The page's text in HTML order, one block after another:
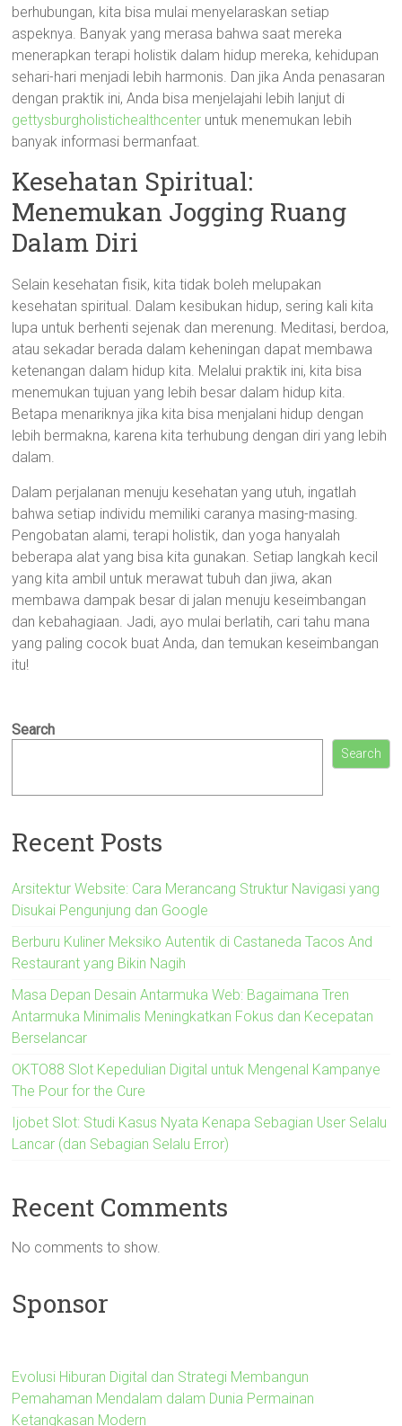
berhubungan, kita bisa mulai menyelaraskan setiap
aspeknya. Banyak yang merasa bahwa saat mereka
menerapkan terapi holistik dalam hidup mereka, kehidupan
sehari-hari menjadi lebih harmonis. Dan jika Anda penasaran
dengan praktik ini, Anda bisa menjelajahi lebih lanjut di
gettysburgholistichealthcenter untuk menemukan lebih
banyak informasi bermanfaat.
Kesehatan Spiritual:
Menemukan Jogging Ruang
Dalam Diri
Selain kesehatan fisik, kita tidak boleh melupakan
kesehatan spiritual. Dalam kesibukan hidup, sering kali kita
lupa untuk berhenti sejenak dan merenung. Meditasi, berdoa,
atau sekadar berada dalam keheningan dapat membawa
ketenangan dalam hidup kita. Melalui praktik ini, kita bisa
menemukan tujuan yang lebih besar dalam hidup kita.
Betapa menariknya jika kita bisa menjalani hidup dengan
lebih bermakna, karena kita terhubung dengan diri yang lebih
dalam.
Dalam perjalanan menuju kesehatan yang utuh, ingatlah
bahwa setiap individu memiliki caranya masing-masing.
Pengobatan alami, terapi holistik, dan yoga hanyalah
beberapa alat yang bisa kita gunakan. Setiap langkah kecil
yang kita ambil untuk merawat tubuh dan jiwa, akan
membawa dampak besar di jalan menuju keseimbangan
dan kebahagiaan. Jadi, ayo mulai berlatih, cari tahu mana
yang paling cocok buat Anda, dan temukan keseimbangan
itu!
Search
Search
Recent Posts
Arsitektur Website: Cara Merancang Struktur Navigasi yang
Disukai Pengunjung dan Google
Berburu Kuliner Meksiko Autentik di Castaneda Tacos And
Restaurant yang Bikin Nagih
Masa Depan Desain Antarmuka Web: Bagaimana Tren
Antarmuka Minimalis Meningkatkan Fokus dan Kecepatan
Berselancar
OKTO88 Slot Kepedulian Digital untuk Mengenal Kampanye
The Pour for the Cure
Ijobet Slot: Studi Kasus Nyata Kenapa Sebagian User Selalu
Lancar (dan Sebagian Selalu Error)
Recent Comments
No comments to show.
Sponsor
Evolusi Hiburan Digital dan Strategi Membangun
Pemahaman Mendalam dalam Dunia Permainan
Ketangkasan Modern